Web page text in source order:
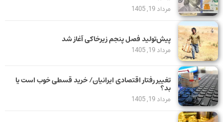
مرداد 19, 1405
پیش‌تولید فصل پنجم زیرخاکی آغاز شد
مرداد 19, 1405
تغییر رفتار اقتصادی ایرانیان/ خرید قسطی خوب است یا
بد؟
مرداد 19, 1405